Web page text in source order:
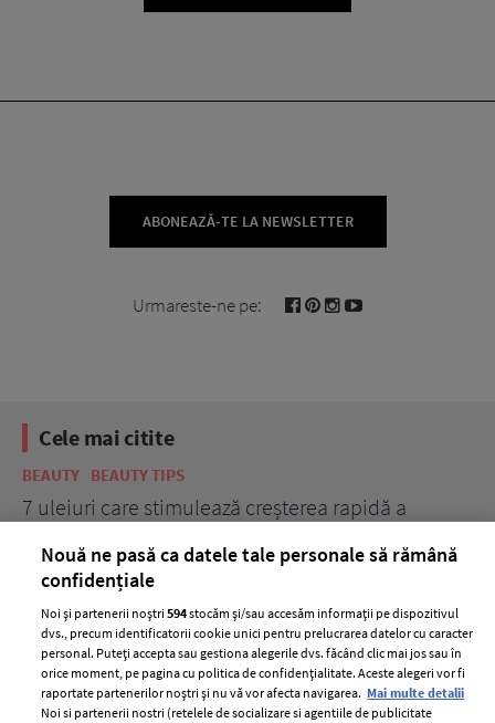
ABONEAZĂ-TE LA NEWSLETTER
Urmareste-ne pe:
Cele mai citite
BEAUTY BEAUTY TIPS
7 uleiuri care stimulează creșterea rapidă a
Nouă ne pasă ca datele tale personale să rămână
confidențiale
Noi și partenerii noștri594stocăm și/sau accesăm informații pe dispozitivul
dvs., precum identificatorii cookie unici pentru prelucrarea datelor cu caracter
personal. Puteți accepta sau gestiona alegerile dvs. făcând clic mai jos sau în
orice moment, pe pagina cu politica de confidențialitate. Aceste alegeri vor fi
raportate partenerilor noștri și nu vă vor afecta navigarea. Mai multe detalii
Noi si partenerii nostri (retelele de socializare si agentiile de publicitate